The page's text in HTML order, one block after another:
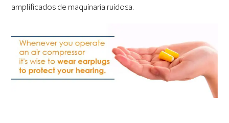
amplificados de maquinaria ruidosa.